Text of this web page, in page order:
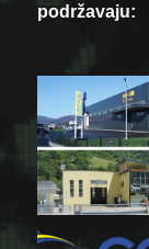
podržavaju: